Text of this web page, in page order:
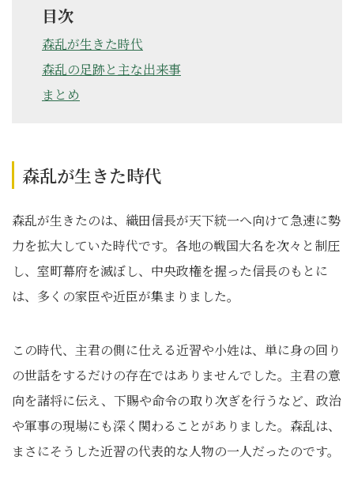
目次
森乱が生きた時代
森乱の足跡と主な出来事
まとめ
森乱が生きた時代
森乱が生きたのは、織田信長が天下統一へ向けて急速に勢
力を拡大していた時代です。各地の戦国大名を次々と制圧
し、室町幕府を滅ぼし、中央政権を握った信長のもとに
は、多くの家臣や近臣が集まりました。
この時代、主君の側に仕える近習や小姓は、単に身の回り
の世話をするだけの存在ではありませんでした。主君の意
向を諸将に伝え、下賜や命令の取り次ぎを行うなど、政治
や軍事の現場にも深く関わることがありました。森乱は、
まさにそうした近習の代表的な人物の一人だったのです。